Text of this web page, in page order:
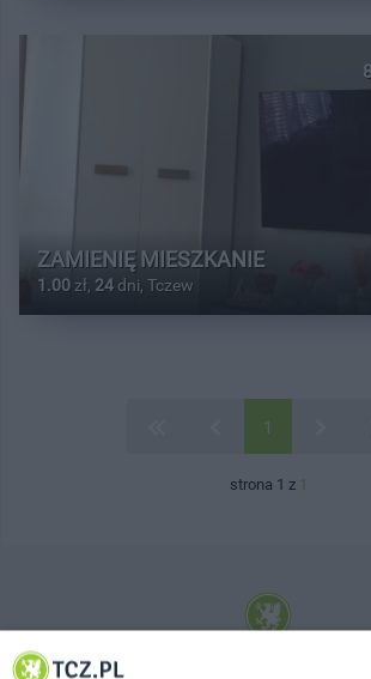
ZAMIENIĘ MIESZKANIE
1.00 zł, 24 dni, Tczew
1
strona 1 z 1
© 2001-2026 Tczew - TCZ.PL Sp. z o.o. Internetowy